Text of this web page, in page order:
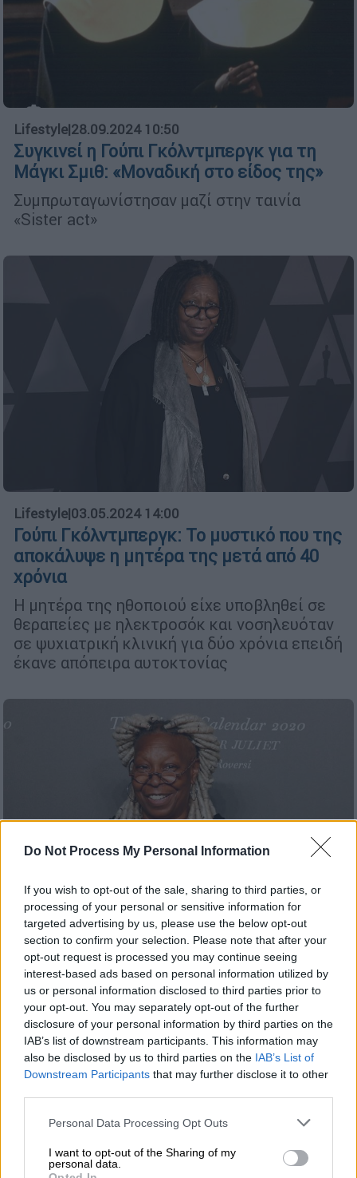
Do Not Process My Personal Information
If you wish to opt-out of the sale, sharing to third parties, or
processing of your personal or sensitive information for
targeted advertising by us, please use the below opt-out
section to confirm your selection. Please note that after your
opt-out request is processed you may continue seeing
interest-based ads based on personal information utilized by
us or personal information disclosed to third parties prior to
your opt-out. You may separately opt-out of the further
disclosure of your personal information by third parties on the
IAB’s list of downstream participants. This information may
also be disclosed by us to third parties on the IAB’s List of
Downstream Participants that may further disclose it to other
Please note that this website/app uses one or more Google
not limited to your visit or usage behaviour. You may click to
grant or deny consent to Google and its third-party tags to
Personal Data Processing Opt Outs
I want to opt-out of the Sharing of my
personal data.
Lifestyle|28.09.2024 10:50
Συγκινεί η Γούπι Γκόλντμπεργκ για τη
Μάγκι Σμιθ: «Μοναδική στο είδος της»
Συμπρωταγωνίστησαν μαζί στην ταινία
«Sister act»
Lifestyle|03.05.2024 14:00
Γούπι Γκόλντμπεργκ: Το μυστικό που της
αποκάλυψε η μητέρα της μετά από 40
χρόνια
Η μητέρα της ηθοποιού είχε υποβληθεί σε
θεραπείες με ηλεκτροσόκ και νοσηλευόταν
σε ψυχιατρική κλινική για δύο χρόνια επειδή
έκανε απόπειρα αυτοκτονίας
Lifestyle|02.02.2022 08:38
Γούπι Γκόλντμπεργκ: Σάλος με το σχόλιο
για το Ολοκαύτωμα και τις φυλές - «Η
διαστρέβλωση είναι επικίνδυνη»
Η Αμερικανίδα ηθοποιός Γούπι
Γκόλντμπεργκ ζήτησε συγγνώμη έπειτα από
τον σάλο που προκάλεσαν σχόλιά της